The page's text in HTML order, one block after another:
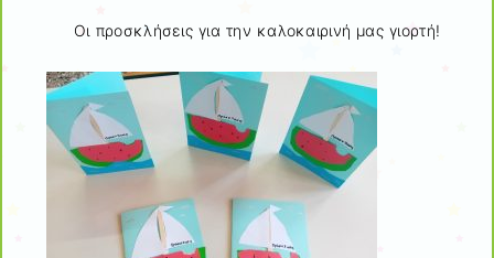
Οι προσκλήσεις για την καλοκαιρινή μας γιορτή!